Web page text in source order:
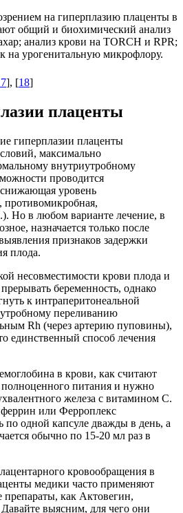
на гиперплазию плаценты в
общий и биохимический анализ
анализ крови на TORCH и RPR;
на урогенитальную микрофлору.
], [18]
плаценты
гиперплазии плаценты
максимально
внутриутробному
проводится
уровень
противомикробная,
Но в любом варианте лечение, в
назначается только после
признаков задержки
плода.
несовместимости крови плода и
беременность, однако
к интраперитонеальной
переливанию
Rh (через артерию пуповины),
единственный способ лечения
в крови, как считают
полноценного питания и нужно
железа с витамином С.
или Ферроплекс
по одной капсуле дважды в день, а
обычно по 15-20 мл раз в
кровообращения в
медики часто применяют
препараты, как Актовегин,
выясним, для чего они